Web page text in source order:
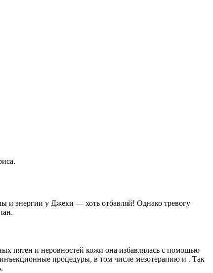
и энергии у Джеки — хоть отбавляй! Однако тревогу
пятен и неровностей кожи она избавлялась с помощью
процедуры, в том числе мезотерапию и . Так